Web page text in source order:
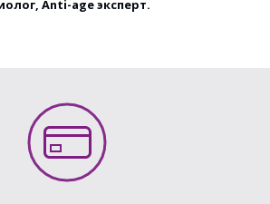
Anti-age эксперт.